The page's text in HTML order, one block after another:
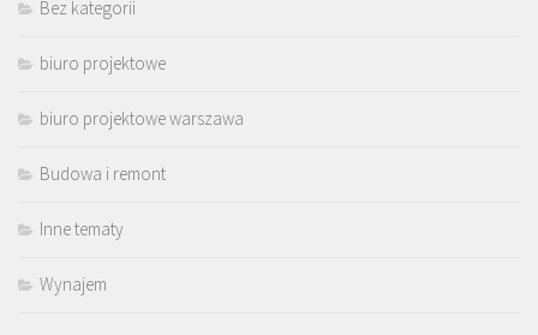
Bez kategorii
biuro projektowe
biuro projektowe warszawa
Budowa i remont
Inne tematy
Wynajem